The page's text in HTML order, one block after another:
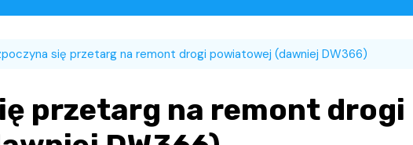
Fryzjer
się przetarg na remont drogi powiatowej (dawniej DW366)
przetarg na remont drogi